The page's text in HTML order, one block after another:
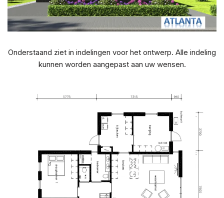
Onderstaand ziet in indelingen voor het ontwerp. Alle indeling
kunnen worden aangepast aan uw wensen.